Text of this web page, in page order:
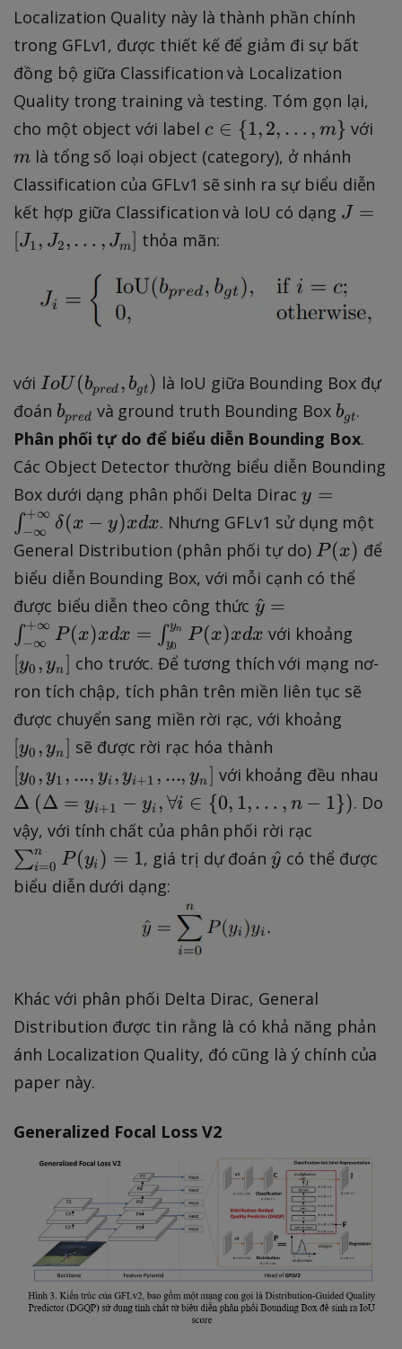
Localization Quality này là thành phần chính
trong GFLv1, được thiết kế để giảm đi sự bất
đồng bộ giữa Classification và Localization
Quality trong training và testing. Tóm gọn lại,
cho một object với label c
\i
n
\
{
1,
,
ts
,
m
\
}
c ∈ {1,2, … , m} với
mlà tổng số loại object (category), ở nhánh
Classification của GFLv1 sẽ sinh ra sự biểu diễn
kết hợp giữa Classification và IoU có dạng J
J
_
}
,
J
_
{
}
\l
d
ts
,
J
_
{
}
]
J =
[J1 , J2,… , Jm] thỏa mãn:
với I
o
U
(
b
_
{
p
e
d
}
,
b
{
g
t
}
)
IoU (bpred , bgt) là IoU giữa Bounding Box đự
đoán b
_
{
p
r
e
d
}
bpred và ground truth Bounding Box b
_
g
}
bgt.
Phân phối tự do để biểu diễn Bounding Box.
Các Object Detector thường biểu diễn Bounding
Box dưới dạng phân phối Delta Diracy
=
\i
n
t
{
-
n
ft
}
+
\i
d
el
t
y
)
x
d
x
y =
∫−∞
+∞
δ(x − y)xdx. Nhưng GFLv1 sử dụng một
General Distribution (phân phối tự do) P
(
P(x) để
biểu diễn Bounding Box, với mỗi cạnh có thể
được biểu diễn theo công thức \
h
a
t
{
y
}
=
n
t
_
\i
y
}
^
{
ft
y
}
P
(
x
)
y
^ =
∫−∞
+∞
P(x)xdx = ∫y0
yn P (x)xdx với khoảng
y
{
,
n
[y0 , yn ] cho trước. Để tương thích với mạng nơ-
ron tích chập, tích phân trên miền liên tục sẽ
được chuyển sang miền rời rạc, với khoảng
0
,
_
[y0 , yn ] sẽ được rời rạc hóa thành
y
0,
y
_
,
y
_
..
.,
y
_
n
]
[y0 , y1 , ..., yi , yi+1 , ..., yn ] với khoảng đều nhau
D
Δ (
\
D
el
t
_
{
i
+
1
-
}
,
\
f
(Δ = yi+1 − yi ,∀i ∈ {0, 1,… , n − 1}). Do
vậy, với tính chất của phân phối rời rạc
s
=
}
^
P
(
y
_
{
i
}
∑i=0
n P(yi ) = 1, giá trị dự đoán\
}
y
^ có thể được
biểu diễn dưới dạng:
Khác với phân phối Delta Dirac, General
Distribution được tin rằng là có khả năng phản
ánh Localization Quality, đó cũng là ý chính của
paper này.
Generalized Focal Loss V2